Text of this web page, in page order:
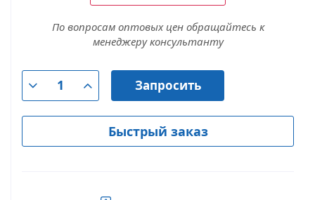
По вопросам оптовых цен обращайтесь к
менеджеру консультанту
Запросить
Быстрый заказ